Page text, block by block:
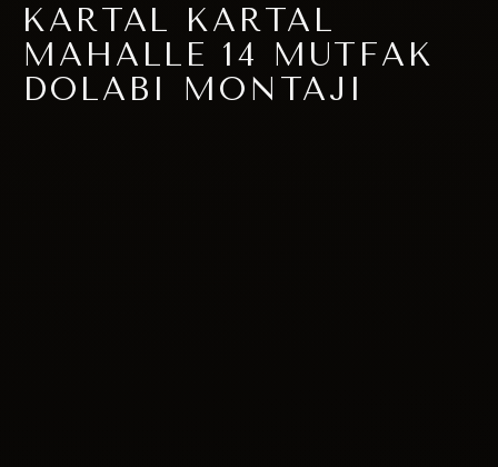
KARTAL KARTAL
MAHALLE 14 MUTFAK
DOLABI MONTAJI